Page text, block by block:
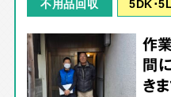
不用品回収
作
間
きま